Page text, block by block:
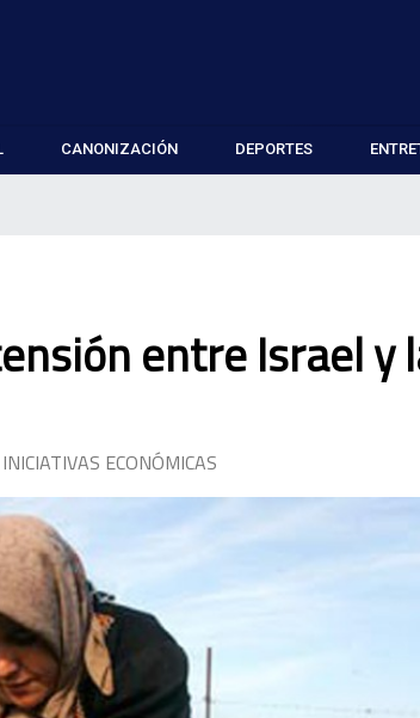
CANONIZACIÓN DEPORTES
entre Israel y
ECONÓMICAS